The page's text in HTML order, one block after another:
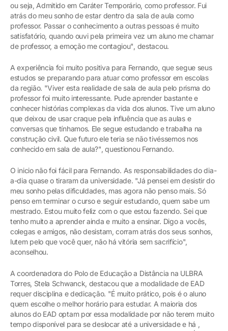
ou seja, Admitido em Caráter Temporário, como professor. Fui
atrás do meu sonho de estar dentro da sala de aula como
professor. Passar o conhecimento a outras pessoas é muito
satisfatório, quando ouvi pela primeira vez um aluno me chamar
de professor, a emoção me contagiou", destacou.
A experiência foi muito positiva para Fernando, que segue seus
estudos se preparando para atuar como professor em escolas
da região. "Viver esta realidade de sala de aula pelo prisma do
professor foi muito interessante. Pude aprender bastante e
conhecer histórias complexas da vida dos alunos. Tive um aluno
que deixou de usar craque pela influência que as aulas e
conversas que tínhamos. Ele segue estudando e trabalha na
construção civil. Que futuro ele teria se não tivéssemos nos
conhecido em sala de aula?", questionou Fernando.
O inicio não foi fácil para Fernando. As responsabilidades do dia-
a-dia quase o tiraram da universidade. "Já pensei em desistir do
meu sonho pelas dificuldades, mas agora não penso mais. Só
penso em terminar o curso e seguir estudando, quem sabe um
mestrado. Estou muito feliz com o que estou fazendo. Sei que
tenho muito a aprender ainda e muito a ensinar. Digo a vocês,
colegas e amigos, não desistam, corram atrás dos seus sonhos,
lutem pelo que você quer, não há vitória sem sacrifício",
aconselhou.
A coordenadora do Polo de Educação a Distância na ULBRA
Torres, Stela Schwanck, destacou que a modalidade de EAD
requer disciplina e dedicação. "É muito prático, pois é o aluno
quem escolhe o melhor horário para estudar. A maioria dos
alunos do EAD optam por essa modalidade por não terem muito
tempo disponível para se deslocar até a universidade e há ,